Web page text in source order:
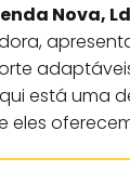
Nova,
está uma
eles